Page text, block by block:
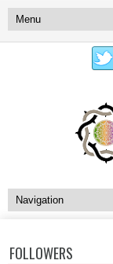
FOLLOWERS